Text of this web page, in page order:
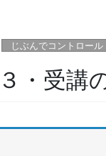
じぶんでコントロー
・受講